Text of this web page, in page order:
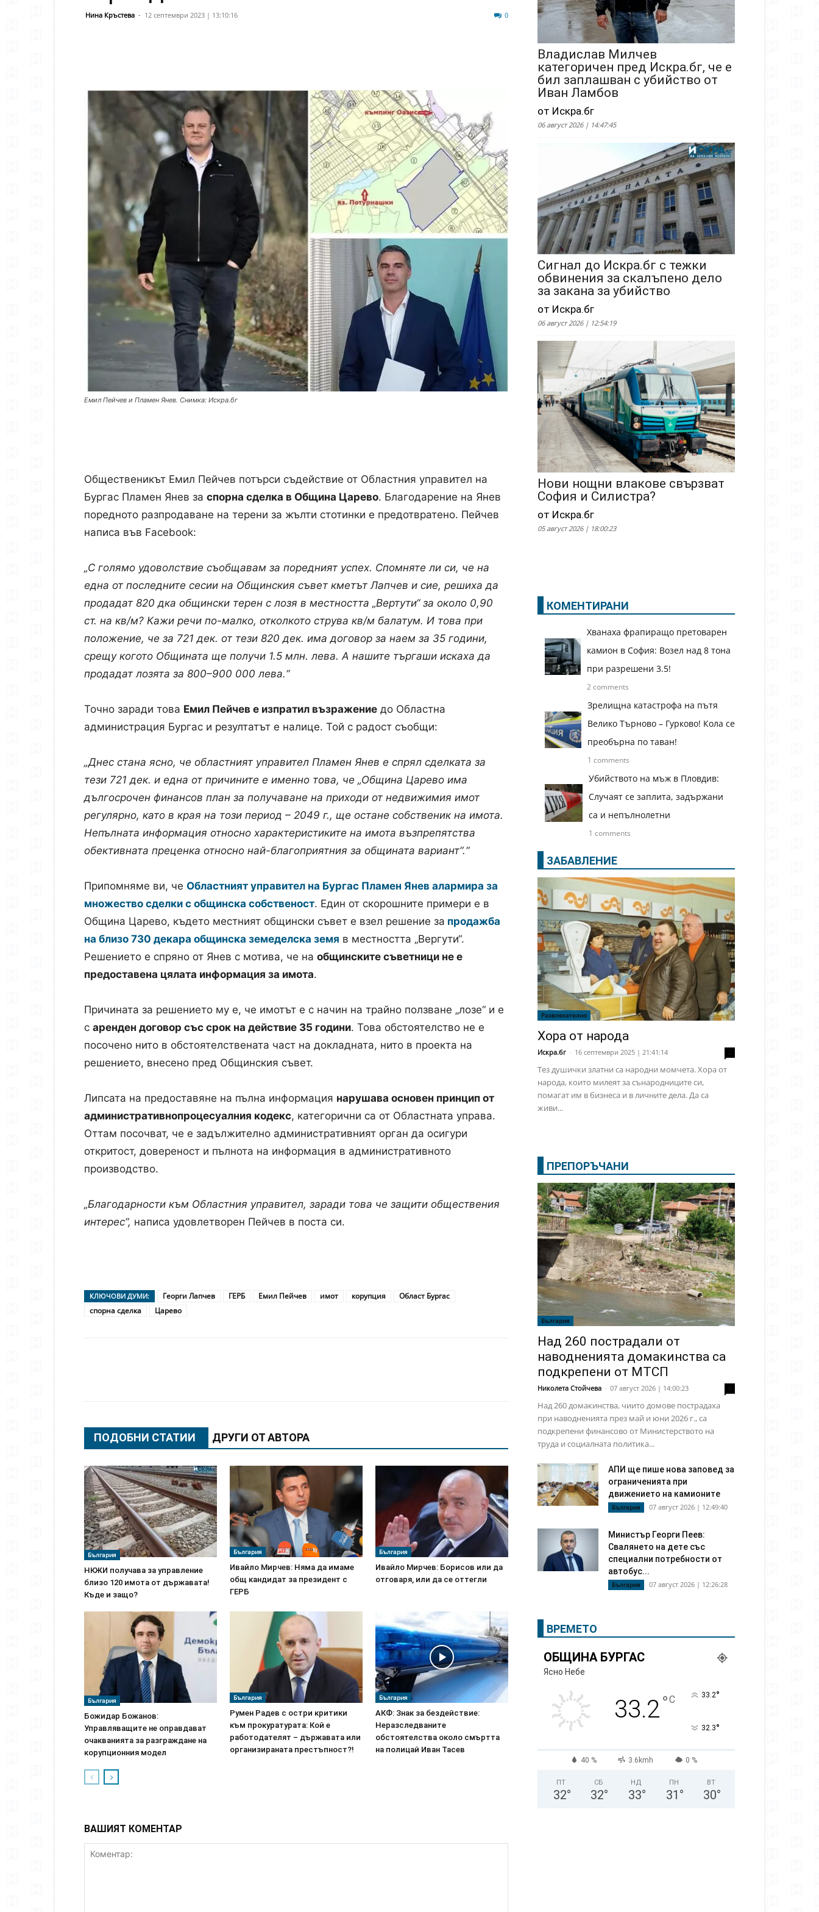
Нина Кръстева - 12 септември 2023 | 13:10:16 0
Емил Пейчев и Пламен Янев. Снимка: Искра.бг
Общественикът Емил Пейчев потърси съдействие от Областния управител на
Бургас Пламен Янев за спорна сделка в Община Царево. Благодарение на Янев
поредното разпродаване на терени за жълти стотинки е предотвратено. Пейчев
написа във Facebook:
„С голямо удоволствие съобщавам за поредният успех. Спомняте ли си, че на
една от последните сесии на Общинския съвет кметът Лапчев и сие, решиха да
продадат 820 дка общински терен с лозя в местността „Вертути“ за около 0,90
ст. на кв/м? Кажи речи по-малко, отколкото струва кв/м балатум. И това при
положение, че за 721 дек. от тези 820 дек. има договор за наем за 35 години,
срещу когото Общината ще получи 1.5 млн. лева. А нашите търгаши искаха да
продадат лозята за 800–900 000 лева.“
Точно заради това Емил Пейчев е изпратил възражение до Областна
администрация Бургас и резултатът е налице. Той с радост съобщи:
„Днес стана ясно, че областният управител Пламен Янев е спрял сделката за
тези 721 дек. и една от причините е именно това, че „Община Царево има
дългосрочен финансов план за получаване на приходи от недвижимия имот
регулярно, като в края на този период – 2049 г., ще остане собственик на имота.
Непълната информация относно характеристиките на имота възпрепятства
обективната преценка относно най-благоприятния за общината вариант“.“
Припомняме ви, че Областният управител на Бургас Пламен Янев алармира за
множество сделки с общинска собственост. Един от скорошните примери е в
Община Царево, където местният общински съвет е взел решение за продажба
на близо 730 декара общинска земеделска земя в местността „Вергути“.
Решението е спряно от Янев с мотива, че на общинските съветници не е
предоставена цялата информация за имота.
Причината за решението му е, че имотът е с начин на трайно ползване „лозе“ и е
с аренден договор със срок на действие 35 години. Това обстоятелство не е
посочено нито в обстоятелствената част на докладната, нито в проекта на
решението, внесено пред Общинския съвет.
Липсата на предоставяне на пълна информация нарушава основен принцип от
административнопроцесуалния кодекс, категорични са от Областната управа.
Оттам посочват, че е задължително административният орган да осигури
откритост, довереност и пълнота на информация в административното
производство.
„Благодарности към Областния управител, заради това че защити обществения
интерес“, написа удовлетворен Пейчев в поста си.
КЛЮЧОВИ ДУМИ: Георги Лапчев ГЕРБ Емил Пейчев имот корупция
Област Бургас
спорна сделка
Царево
ПОДОБНИ СТАТИИ ДРУГИ ОТ АВТОРА
България
НКЖИ получава за управление
близо 120 имота от държавата!
Къде и защо?
България
Ивайло Мирчев: Няма да имаме
общ кандидат за президент с
ГЕРБ
България
Ивайло Мирчев: Борисов или да
отговаря, или да се оттегли
България
Божидар Божанов:
Управляващите не оправдават
очакванията за разграждане на
корупционния модел
България
Румен Радев с остри критики
към прокуратурата: Кой е
работодателят – държавата или
организираната престъпност?!
България
АКФ: Знак за бездействие:
Неразследваните
обстоятелства около смъртта
на полицай Иван Тасев
ВАШИЯТ КОМЕНТАР
Владислав Милчев
категоричен пред Искра.бг, че е
бил заплашван с убийство от
Иван Ламбов
от Искра.бг
06 август 2026 | 14:47:45
Сигнал до Искра.бг с тежки
обвинения за скалъпено дело
за закана за убийство
от Искра.бг
06 август 2026 | 12:54:19
Нови нощни влакове свързват
София и Силистра?
от Искра.бг
05 август 2026 | 18:00:23
КОМЕНТИРАНИ
Хванаха фрапиращо претоварен
камион в София: Возел над 8 тона
при разрешени 3.5!
2 comments
Зрелищна катастрофа на пътя
Велико Търново – Гурково! Кола се
преобърна по таван!
1 comments
Убийството на мъж в Пловдив:
Случаят се заплита, задържани
са и непълнолетни
1 comments
ЗАБАВЛЕНИЕ
Развлекателно
Хора от народа
Искра.бг - 16 септември 2025 | 21:41:14
Тез душички златни са народни момчета. Хора от
народа, които милеят за сънародниците си,
помагат им в бизнеса и в личните дела. Да са
живи...
ПРЕПОРЪЧАНИ
България
Над 260 пострадали от
наводненията домакинства са
подкрепени от МТСП
Николета Стойчева - 07 август 2026 | 14:00:23
Над 260 домакинства, чиито домове пострадаха
при наводненията през май и юни 2026 г., са
подкрепени финансово от Министерството на
труда и социалната политика...
АПИ ще пише нова заповед за
ограниченията при
движението на камионите
България 07 август 2026 | 12:49:40
Министър Георги Пеев:
Свалянето на дете със
специални потребности от
автобус...
България 07 август 2026 | 12:26:28
ВРЕМЕТО
ОБЩИНА БУРГАС
Ясно Небе
33.2°C 33.2°
32.3°
40 % 3.6kmh 0 %
ПТ
32°
СБ
32°
НД
33°
ПН
31 °
ВТ
30°